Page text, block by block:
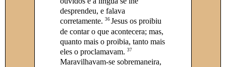
desprendeu, e falava
corretamente. 36 Jesus os proibiu
de contar o que acontecera; mas,
quanto mais o proibia, tanto mais
eles o proclamavam. 37
Maravilhavam-se sobremaneira,